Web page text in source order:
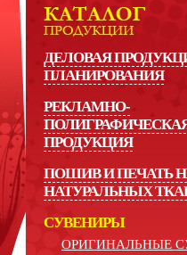
ДЕЛОВАЯ
ПЛАНИРОВАНИЯ
РЕКЛАМНО-
ПРОДУКЦИЯ
ПОШИВ И ПЕЧАТЬ
НАТУРАЛЬНЫХ
СУВЕНИРЫ
ОРИГИНАЛЬНЫЕ